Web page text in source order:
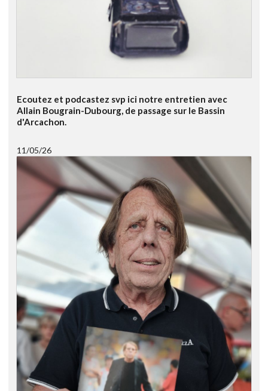
Ecoutez et podcastez svp ici notre entretien avec
Allain Bougrain-Dubourg, de passage sur le Bassin
d'Arcachon.
11/05/26